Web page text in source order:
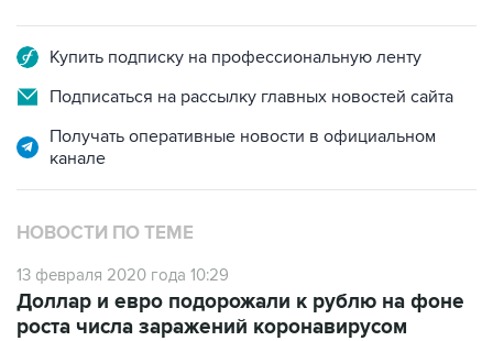
Купить подписку на профессиональную ленту
Подписаться на рассылку главных новостей сайта
Получать оперативные новости в официальном
канале
НОВОСТИ ПО ТЕМЕ
13 февраля 2020 года 10:29
Доллар и евро подорожали к рублю на фоне
роста числа заражений коронавирусом